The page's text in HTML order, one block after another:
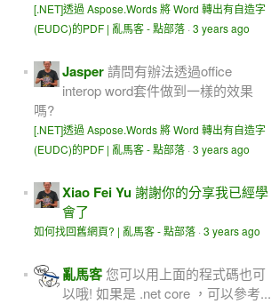
[.NET]透過 Aspose.Words 將 Word 轉出有自造字
(EUDC)的PDF | 亂馬客 - 點部落 · 3 years ago
Jasper請問有辦法透過office
interop word套件做到一樣的效果
嗎?
[.NET]透過 Aspose.Words 將 Word 轉出有自造字
(EUDC)的PDF | 亂馬客 - 點部落 · 3 years ago
Xiao Fei Yu謝謝你的分享我已經學
會了
如何找回舊網頁? | 亂馬客 - 點部落 · 3 years ago
亂馬客 您可以用上面的程式碼也可
以哦! 如果是 .net core ，可以參考...